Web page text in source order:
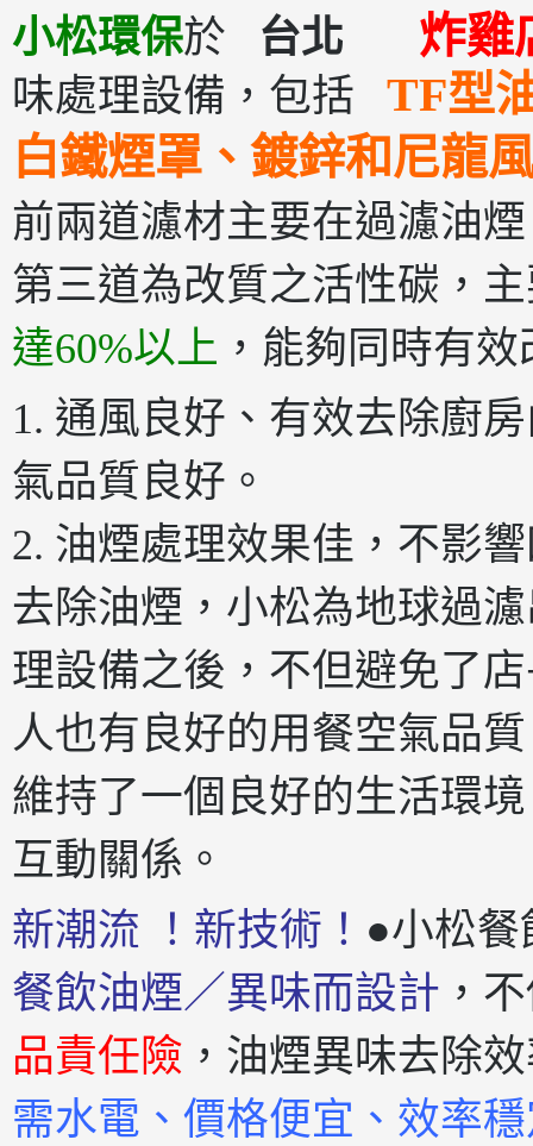
小松環保於 台北 炸雞
味處理設備，包括 TF型
白鐵煙罩、鍍鋅和尼龍
前兩道濾材主要在過濾油
第三道為改質之活性碳，
達60%以上 ，能夠同時有
1. 通風良好、有效去除廚
氣品質良好。
2. 油煙處理效果佳，不影
去除油煙，小松為地球過
理設備之後，不但避免了
人也有良好的用餐空氣品
維持了一個良好的生活環
互動關係。
新潮流 ！新技術！ ●小松餐
餐飲油煙／異味而設計 ，
品責任險 ，油煙異味去除
需水電、價格便宜、效率